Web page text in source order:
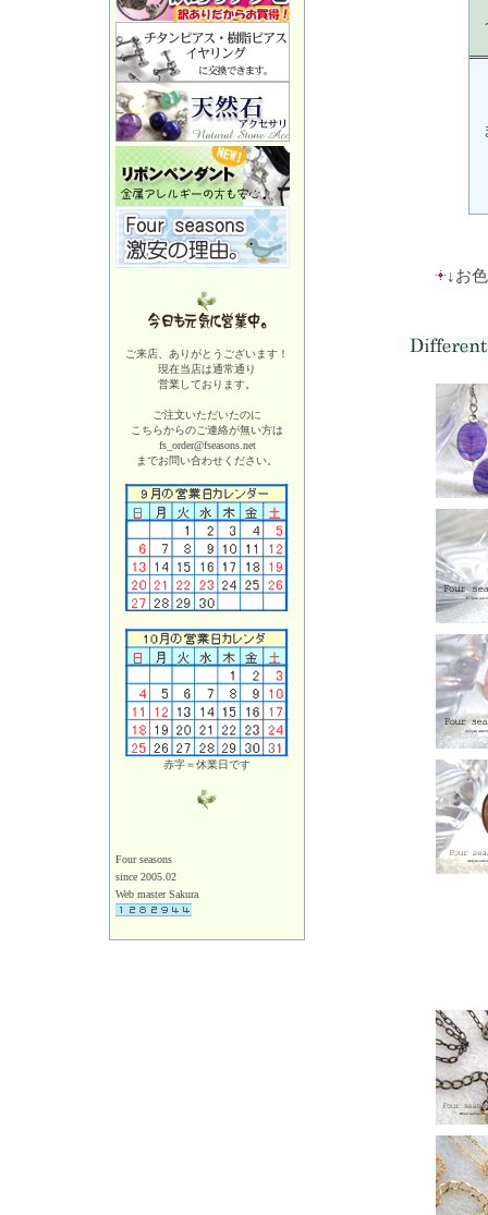
ご来店、ありがとうございます！
現在当店は通常通り
営業しております。
ご注文いただいたのに
こちらからのご連絡が無い方は
fs_order@fseasons.net
までお問い合わせください。
赤字＝休業日です
Four seasons
since 2005.02
Web master Sakura
↓お